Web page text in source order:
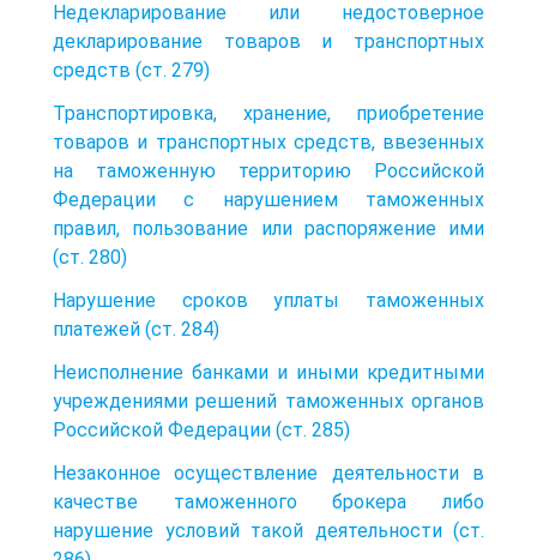
Недекларирование или недостоверное
декларирование товаров и транспортных
средств (ст. 279)
Транспортировка, хранение, приобретение
товаров и транспортных средств, ввезенных
на таможенную территорию Российской
Федерации с нарушением таможенных
правил, пользование или распоряжение ими
(ст. 280)
Нарушение сроков уплаты таможенных
платежей (ст. 284)
Неисполнение банками и иными кредитными
учреждениями решений таможенных органов
Российской Федерации (ст. 285)
Незаконное осуществление деятельности в
качестве таможенного брокера либо
нарушение условий такой деятельности (ст.